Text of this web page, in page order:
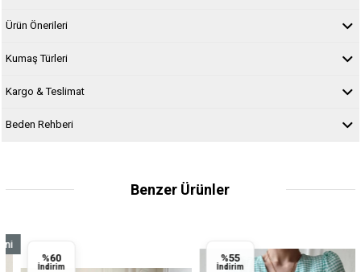
Ürün Önerileri
Kumaş Türleri
Kargo & Teslimat
Beden Rehberi
Benzer Ürünler
%60
İndirim
%55
İndirim